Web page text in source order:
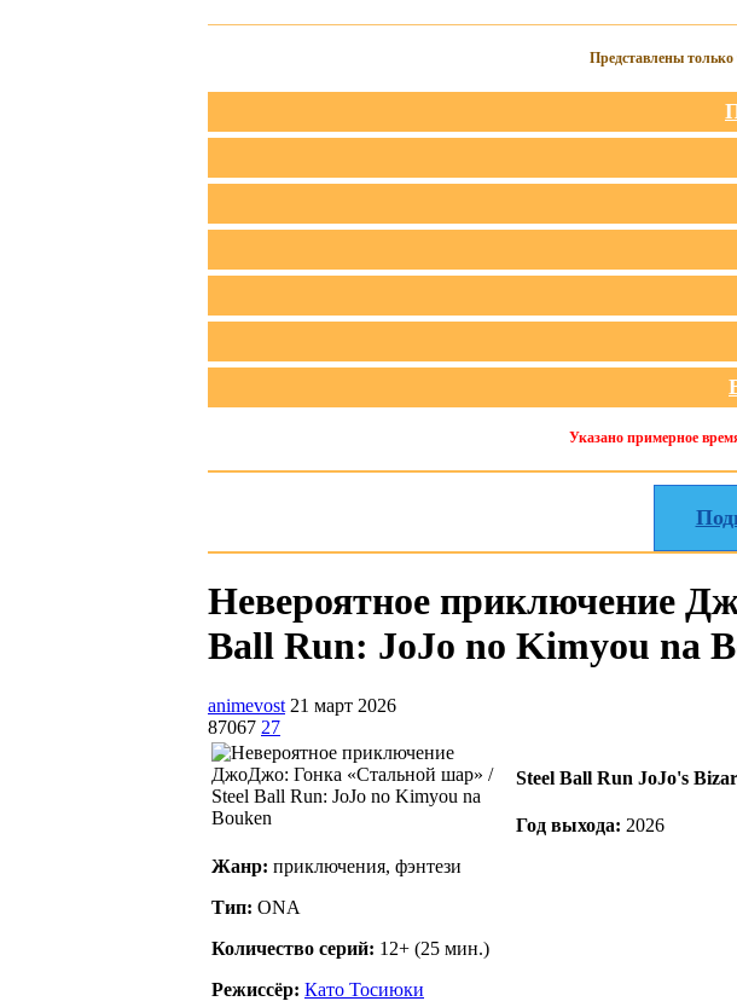
Представлены только
Указано примерное
Невероятное приключение
Ball Run: JoJo no Kimyou na
animevost 21 март 2026
87067 27
Steel Ball Run JoJo's
Год выхода: 2026
Жанр: приключения, фэнтези
Тип: ONA
Количество серий: 12+ (25 мин.)
Режиссёр: Като Тосиюки